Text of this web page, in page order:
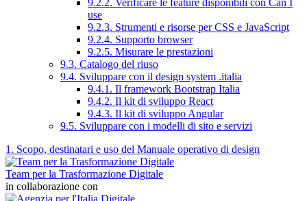
use
9.2.3. Strumenti e risorse per CSS e JavaScript
9.2.4. Supporto browser
9.2.5. Misurare le prestazioni
9.3. Catalogo del riuso
9.4. Sviluppare con il design system .italia
9.4.1. Il framework Bootstrap Italia
9.4.2. Il kit di sviluppo React
9.4.3. Il kit di sviluppo Angular
9.5. Sviluppare con i modelli di sito e servizi
1. Scopo, destinatari e uso del Manuale operativo di design
Team per la Trasformazione Digitale
in collaborazione con